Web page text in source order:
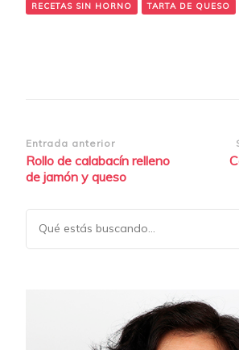
RECETAS SIN HORNO TARTA DE QUESO
Navegación
de
Entrada anterior
Rollo de calabacín relleno
de jamón y queso
¿Buscas
algo?